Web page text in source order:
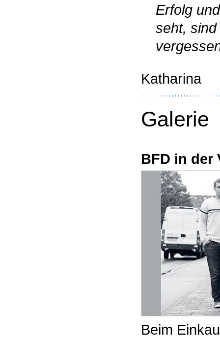
Erfolg
seht,
Katharina
Galerie
BFD in der
Beim